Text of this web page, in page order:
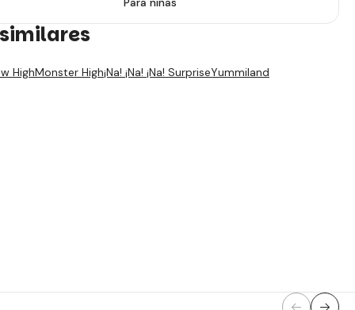
HighMonster High¡Na! ¡Na! ¡Na! SurpriseYummiland